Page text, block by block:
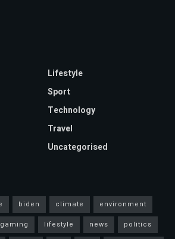
Lifestyle
Sport
Technology
Travel
Uncategorised
biden climate
environment
gaming lifestyle news
politics